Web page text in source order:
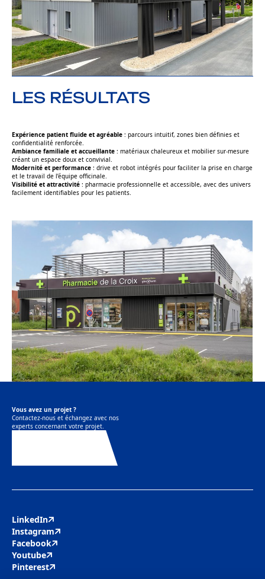
LES RÉSULTATS
Expérience patient fluide et agréable : parcours intuitif, zones bien définies et
confidentialité renforcée.
Ambiance familiale et accueillante : matériaux chaleureux et mobilier sur-mesure
créant un espace doux et convivial.
Modernité et performance : drive et robot intégrés pour faciliter la prise en charge
et le travail de l’équipe officinale.
Visibilité et attractivité : pharmacie professionnelle et accessible, avec des univers
facilement identifiables pour les patients.
Vous avez un projet ?
Contactez-nous et échangez avec nos
experts concernant votre projet.
LinkedIn
Instagram
Facebook
Youtube
Pinterest